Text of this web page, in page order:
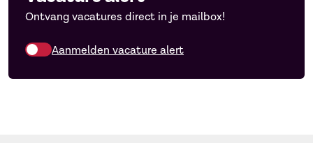
Ontvang vacatures direct in je mailbox!
Aanmelden vacature alert